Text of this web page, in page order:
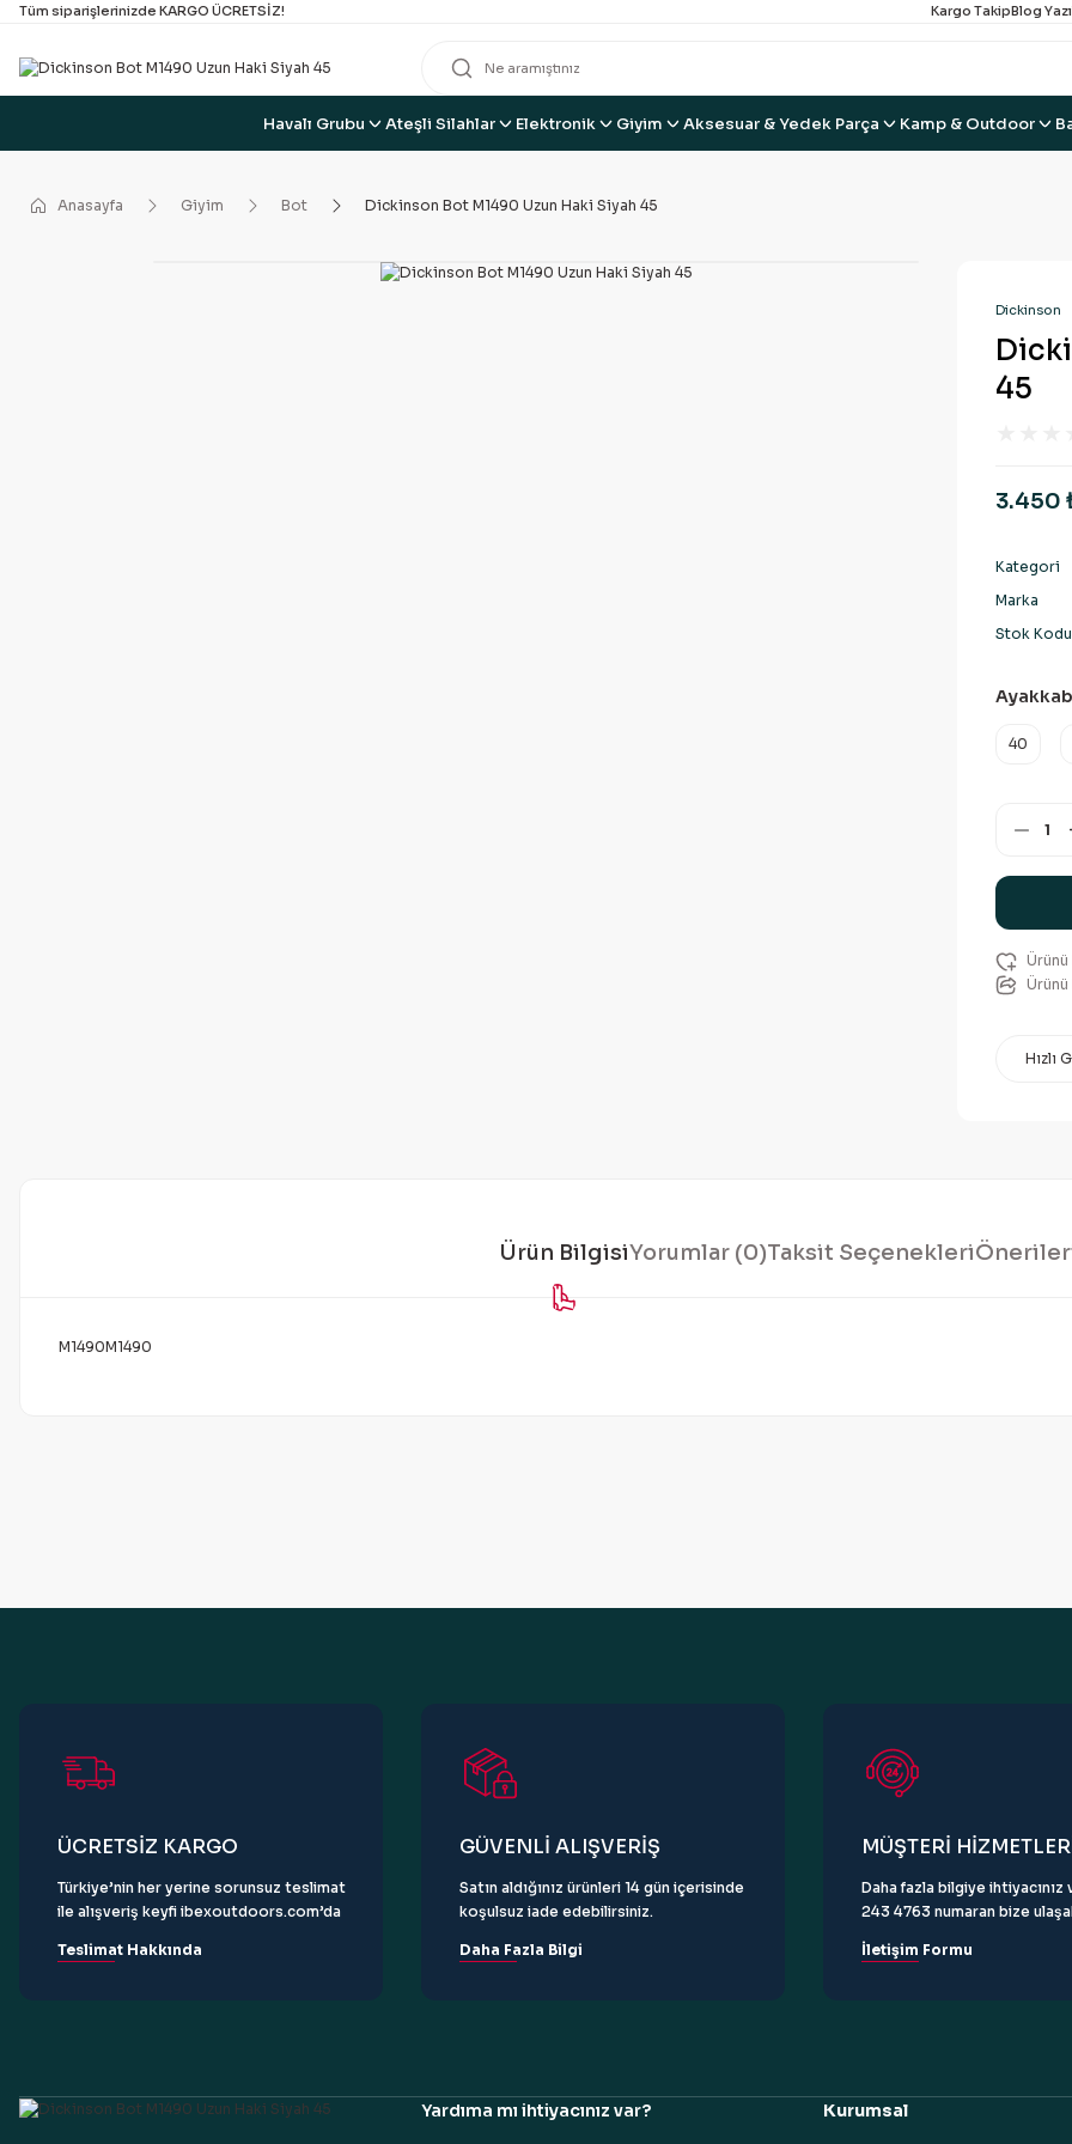
Tüm siparişlerinizde KARGO ÜCRETSİZ! Kargo TakipBlog
Havalı Grubu Ateşli Silahlar Elektronik Giyim Aksesuar & Yedek Parça Kamp & Outdoor
Anasayfa Giyim Bot Dickinson Bot M1490 Uzun Haki Siyah 45
Dickinson
45
3.450
Kategori
Marka
Stok Kodu
40
Ürünü
Hızlı
Ürün BilgisiYorumlar (0)Taksit Seçenekleri
M1490M1490
ÜCRETSİZ KARGO
Türkiye’nin her yerine sorunsuz teslimat
ile alışveriş keyfi ibexoutdoors.com’da
Teslimat Hakkında
GÜVENLİ ALIŞVERİŞ
Satın aldığınız ürünleri 14 gün içerisinde
koşulsuz iade edebilirsiniz.
Daha Fazla Bilgi
MÜŞTERİ
Daha fazla bilgiye ihtiyacınız
243 4763 numaran bize
İletişim Formu
Yardıma mı ihtiyacınız var? Kurumsal